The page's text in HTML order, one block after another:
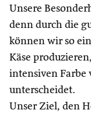
Unsere
denn durch die
können wir so
Käse
intensiven Farbe
unterscheidet.
Unser Ziel, den